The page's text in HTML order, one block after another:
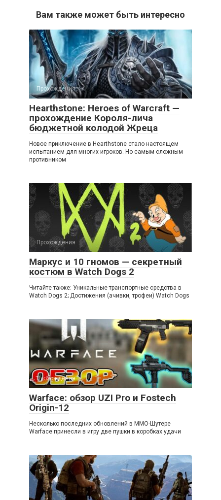
Вам также может быть интересно
Прохождения
Hearthstone: Heroes of Warcraft —
прохождение Короля-лича
бюджетной колодой Жреца
Новое приключение в Hearthstone стало настоящем
испытанием для многих игроков. Но самым сложным
противником
Прохождения
Маркус и 10 гномов — секретный
костюм в Watch Dogs 2
Читайте также: Уникальные транспортные средства в
Watch Dogs 2; Достижения (ачивки, трофеи) Watch Dogs
Прохождения
Warface: обзор UZI Pro и Fostech
Origin-12
Несколько последних обновлений в ММО-Шутере
Warface принесли в игру две пушки в коробках удачи